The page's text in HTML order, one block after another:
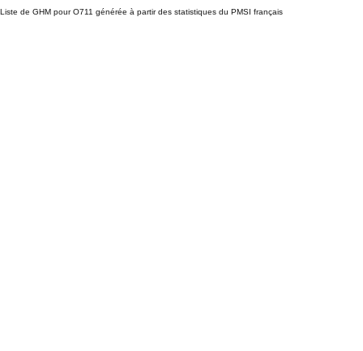
Liste de GHM pour O711 générée à partir des statistiques du PMSI français